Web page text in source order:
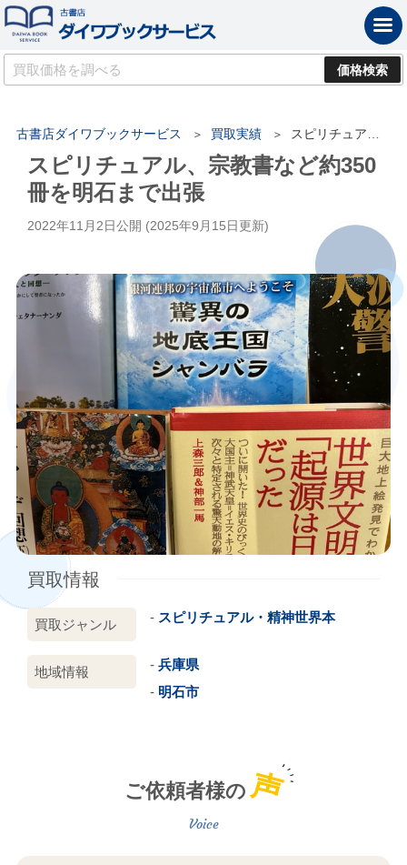
古書店ダイワブックサービス 買取実績 スピリチュアル、宗教書など約350冊を明石まで出張
スピリチュアル、宗教書など約350
冊を明石まで出張
2022年11月2日公開 (2025年9月15日更新)
買取情報
買取ジャンル スピリチュアル・精神世界本
地域情報
兵庫県
明石市
ご依頼者様の声